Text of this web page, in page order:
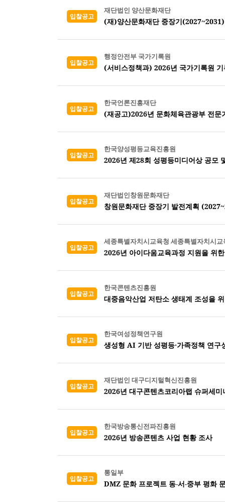
입찰공고
재단법인 양산문화재단
(재)양산문화재단 중장기
입찰공고
행정안전부 국가기록원
(서비스정책과) 2026년 국가기록원
입찰공고
한국언론진흥재단
(재공고)2026년 문화체육관광부 전문
입찰공고
한국양성평등교육진흥원
2026년 제28회 성평등미디어상 공모
입찰공고
재단법인창원문화재단
창원문화재단 중장기 발전계획
입찰공고
세종특별자치시교육청 세종특별자치시
2026년 아이다움교육과정 지원을 위
입찰공고
한국콘텐츠진흥원
입찰공고
한국여성정책연구원
생성형 AI 기반 성평등·가족정책 연구
입찰공고
재단법인 대구디지털혁신진흥원
2026년 대구콘텐츠코리아랩 슈퍼세
입찰공고
한국방송통신전파진흥원
2026년 방송콘텐츠 사업 현황 조사
입찰공고
통일부
DMZ 문화 프로젝트 동-서-중부 평화